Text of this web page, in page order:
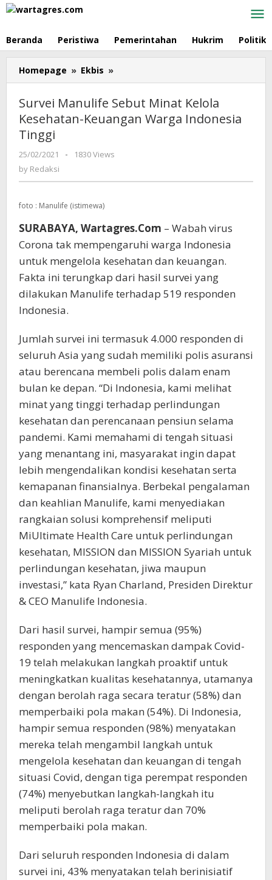
Skip
Beranda Peristiwa Pemerintahan Hukrim Politik
Homepage » Ekbis »
Manulife
Sebut
Minat
Kelola
Tinggi
Survei Manulife Sebut Minat Kelola
Kesehatan-Keuangan Warga Indonesia
Tinggi
25/02/2021
by
-
1830 Views
by Redaksi
foto : Manulife (istimewa)
SURABAYA, Wartagres.Com – Wabah virus
Corona tak mempengaruhi warga Indonesia
untuk mengelola kesehatan dan keuangan.
Fakta ini terungkap dari hasil survei yang
dilakukan Manulife terhadap 519 responden
Indonesia.
Jumlah survei ini termasuk 4.000 responden di
seluruh Asia yang sudah memiliki polis asuransi
atau berencana membeli polis dalam enam
bulan ke depan. “Di Indonesia, kami melihat
minat yang tinggi terhadap perlindungan
kesehatan dan perencanaan pensiun selama
pandemi. Kami memahami di tengah situasi
yang menantang ini, masyarakat ingin dapat
lebih mengendalikan kondisi kesehatan serta
kemapanan finansialnya. Berbekal pengalaman
dan keahlian Manulife, kami menyediakan
rangkaian solusi komprehensif meliputi
MiUltimate Health Care untuk perlindungan
kesehatan, MISSION dan MISSION Syariah untuk
perlindungan kesehatan, jiwa maupun
investasi,” kata Ryan Charland, Presiden Direktur
& CEO Manulife Indonesia.
Dari hasil survei, hampir semua (95%)
responden yang mencemaskan dampak Covid-
19 telah melakukan langkah proaktif untuk
meningkatkan kualitas kesehatannya, utamanya
dengan berolah raga secara teratur (58%) dan
memperbaiki pola makan (54%). Di Indonesia,
hampir semua responden (98%) menyatakan
mereka telah mengambil langkah untuk
mengelola kesehatan dan keuangan di tengah
situasi Covid, dengan tiga perempat responden
(74%) menyebutkan langkah-langkah itu
meliputi berolah raga teratur dan 70%
memperbaiki pola makan.
Dari seluruh responden Indonesia di dalam
survei ini, 43% menyatakan telah berinisiatif